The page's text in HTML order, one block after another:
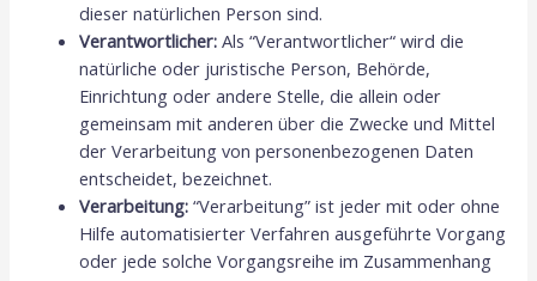
dieser natürlichen Person sind.
Verantwortlicher: Als “Verantwortlicher“ wird die
natürliche oder juristische Person, Behörde,
Einrichtung oder andere Stelle, die allein oder
gemeinsam mit anderen über die Zwecke und Mittel
der Verarbeitung von personenbezogenen Daten
entscheidet, bezeichnet.
Verarbeitung: “Verarbeitung” ist jeder mit oder ohne
Hilfe automatisierter Verfahren ausgeführte Vorgang
oder jede solche Vorgangsreihe im Zusammenhang